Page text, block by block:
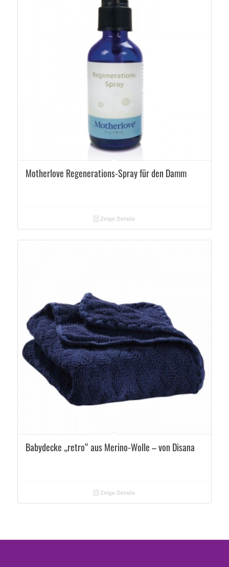
Motherlove Regenerations-Spray für den Damm
Zeige Details
Babydecke „retro“ aus Merino-Wolle – von Disana
Zeige Details